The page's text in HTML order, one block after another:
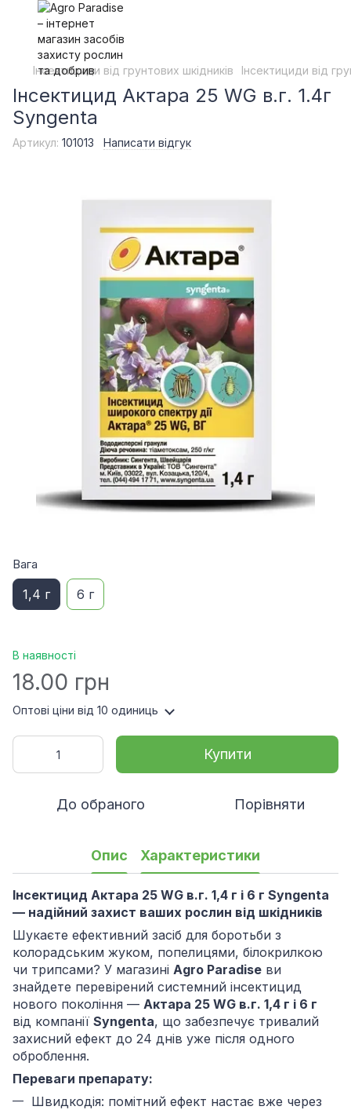
Інсектициди від грунтових шкідників Інсектициди від
Інсектицид Актара 25 WG в.г. 1.4г
Syngenta
Артикул: 101013 Написати відгук
Вага
1,4 г 6 г
В наявності
18.00 грн
Оптові ціни від 10 одиниць
Купити
До обраного Порівняти
Опис Характеристики
Інсектицид Актара 25 WG в.г. 1,4 г і 6 г Syngenta
— надійний захист ваших рослин від шкідників
Шукаєте ефективний засіб для боротьби з
колорадським жуком, попелицями, білокрилкою
чи трипсами? У магазині Agro Paradise ви
знайдете перевірений системний інсектицид
нового покоління — Актара 25 WG в.г. 1,4 г і 6 г
від компанії Syngenta, що забезпечує тривалий
захисний ефект до 24 днів уже після одного
оброблення.
Переваги препарату:
Швидкодія: помітний ефект настає вже через